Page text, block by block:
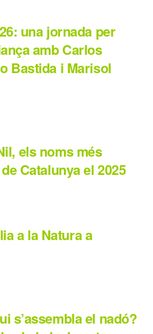
una jornada per
amb Carlos
Bastida i Marisol
els noms més
Catalunya el 2025
a la Natura a
s’assembla el nadó?